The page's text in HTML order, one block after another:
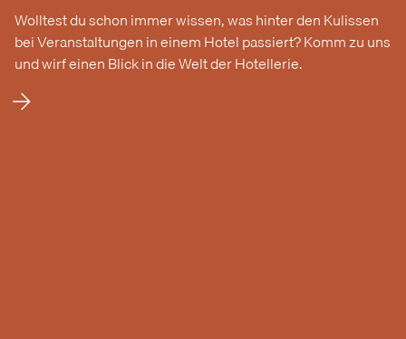
Wolltest du schon immer wissen, was hinter den Kulissen
bei Veranstaltungen in einem Hotel passiert? Komm zu uns
und wirf einen Blick in die Welt der Hotellerie.